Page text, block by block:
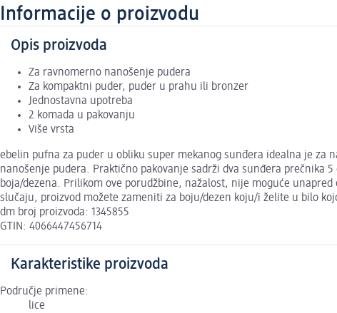
Informacije o proizvodu
Opis proizvoda
Za ravnomerno nanošenje pudera
Za kompaktni puder, puder u prahu ili bronzer
Jednostavna upotreba
2 komada u pakovanju
Više vrsta
ebelin pufna za puder u obliku super mekanog sunđera idealna je za
nanošenje pudera. Praktično pakovanje sadrži dva sunđera prečnika
boja/dezena. Prilikom ove porudžbine, nažalost, nije moguće
slučaju, proizvod možete zameniti za boju/dezen koju/i želite u bilo
dm broj proizvoda: 1345855
GTIN: 4066447456714
Karakteristike proizvoda
Područje primene:
lice